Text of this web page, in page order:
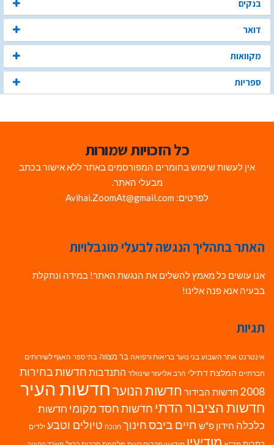
בנקים
דואר
מקוואות
ספריות
כל הזכויות שמורות
אין לעשות שימוש בחומרים המפורסמים באתר ללא אישור בכתב
מבעלי האתר.
לפרטים: Avihai.ZoomAt@gmail.com
האתר בתהליך הנגשה לבעלי מוגבלויות
אנו עושים כל מאמץ להשלים את הנגשת האתר! במידה ונתקלת
בבעיה אנא פנה אלינו!
תגיות
אינטרנט אתר השבוע בני נוער בריאות ורפואה בר מצווה בתי ספר האגף לשירותים
חברתיים המלצת דתילי הרב אליעזר שינוולד התנדבות חדשות בחירות
2008 חדשות הבידור חדשות הנוערחדשות העיר
חדשות הציבור הדתי חדשות חסד מקומי חדשות
כלכלה חידון פ"ש חיים ביבסחינוך חנוכה טיולים וטבע ילדים
מודיעין